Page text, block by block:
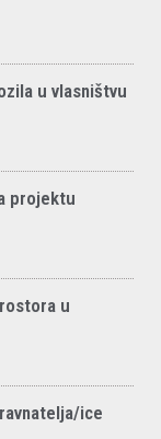
u vlasništvu
projektu
u
ice